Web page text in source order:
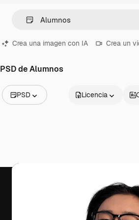
Crea una imagen con IA Crea un
PSD de Alumnos
PSD
Vídeos
Licencia